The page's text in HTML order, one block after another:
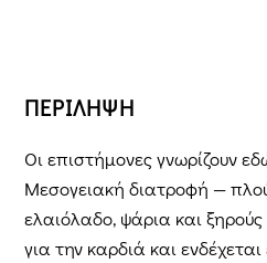
ΠΕΡΙΛΗΨΗ
Οι επιστήμονες γνωρίζουν
Μεσογειακή διατροφή —
ελαιόλαδο, ψάρια και
για την καρδιά και